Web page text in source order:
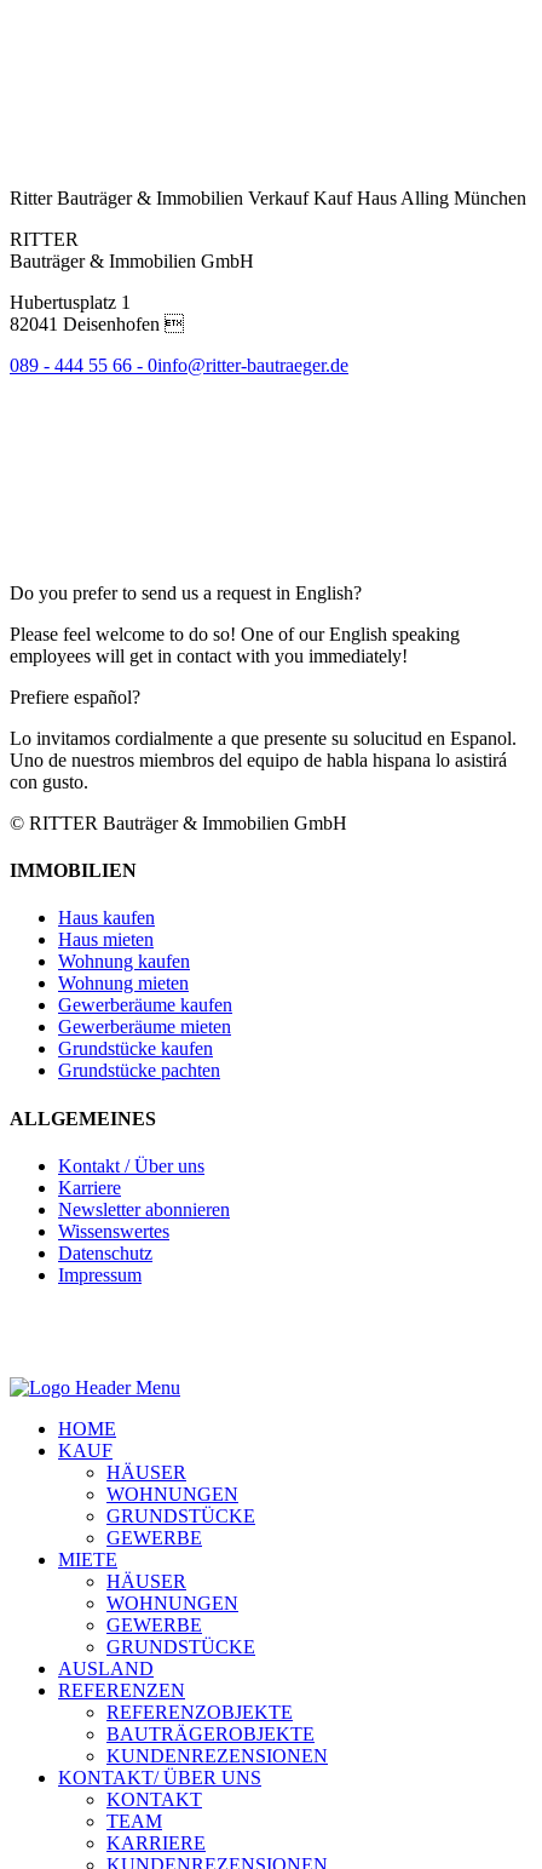
Ritter Bauträger & Immobilien Verkauf Kauf Haus Alling München
RITTER
Bauträger & Immobilien GmbH
Hubertusplatz 1
82041 Deisenhofen 
089 - 444 55 66 - 0info@ritter-bautraeger.de
Do you prefer to send us a request in English?
Please feel welcome to do so! One of our English speaking
employees will get in contact with you immediately!
Prefiere español?
Lo invitamos cordialmente a que presente su solucitud en Espanol.
Uno de nuestros miembros del equipo de habla hispana lo asistirá
con gusto.
© RITTER Bauträger & Immobilien GmbH
IMMOBILIEN
Haus kaufen
Haus mieten
Wohnung kaufen
Wohnung mieten
Gewerberäume kaufen
Gewerberäume mieten
Grundstücke kaufen
Grundstücke pachten
ALLGEMEINES
Kontakt / Über uns
Karriere
Newsletter abonnieren
Wissenswertes
Datenschutz
Impressum
HOME
KAUF
HÄUSER
WOHNUNGEN
GRUNDSTÜCKE
GEWERBE
MIETE
HÄUSER
WOHNUNGEN
GEWERBE
GRUNDSTÜCKE
AUSLAND
REFERENZEN
REFERENZOBJEKTE
BAUTRÄGEROBJEKTE
KUNDENREZENSIONEN
KONTAKT/ ÜBER UNS
KONTAKT
TEAM
KARRIERE
KUNDENREZENSIONEN